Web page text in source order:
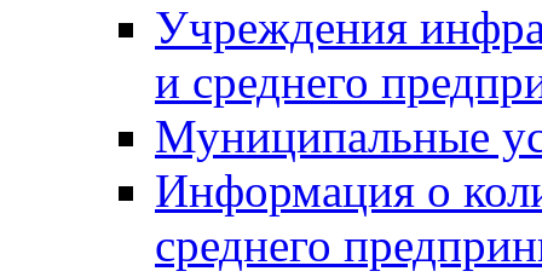
Учреждения
и среднего
Муниципальные
Информация о
среднего